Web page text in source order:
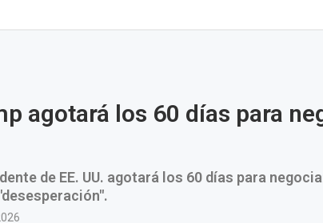
agotará los 60 días para
de EE. UU. agotará los 60 días para